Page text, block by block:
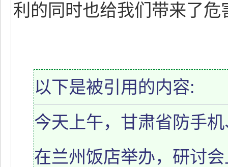
利的同时也给我们带来了危
以下是被引用的内容:
今天上午，甘肃省防手
在兰州饭店举办，研讨